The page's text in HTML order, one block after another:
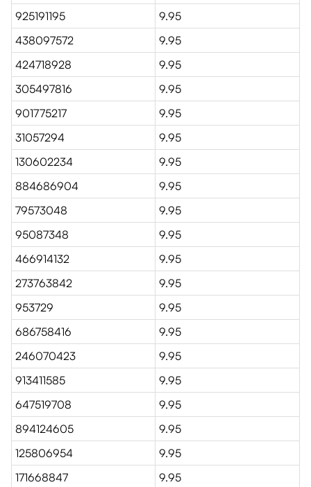
925191195
9.95
438097572
9.95
424718928
9.95
305497816
9.95
901775217
9.95
31057294
9.95
130602234
9.95
884686904
9.95
79573048
9.95
95087348
9.95
466914132
9.95
273763842
9.95
953729
9.95
686758416
9.95
246070423
9.95
913411585
9.95
647519708
9.95
894124605
9.95
125806954
9.95
171668847
9.95